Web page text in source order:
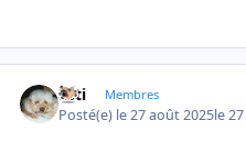
asti Membres
Posté(e) le 27 août 2025le